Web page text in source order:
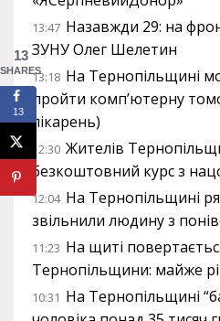
13:47 Назавжди 29: на
ЗУНУ Олег Шелетин
13:18 На Тернопільщині
пройти комп’ютерну
лікарень)
12:30 Жителів
безкоштовний курс з
12:04 На Тернопільщині
звільнили людину з
11:23 На щиті
Тернопільщини: майже
10:31 На Тернопільщині
13
SHARES
13